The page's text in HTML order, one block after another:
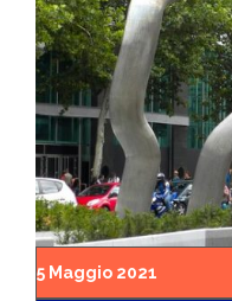
5 Maggio 2021